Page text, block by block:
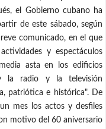
el Gobierno cubano ha
de este sábado, según
comunicado, en el que
y espectáculos
asta en los edificios
la radio y la televisión
patriótica e histórica". De
mes los actos y desfiles
motivo del 60 aniversario